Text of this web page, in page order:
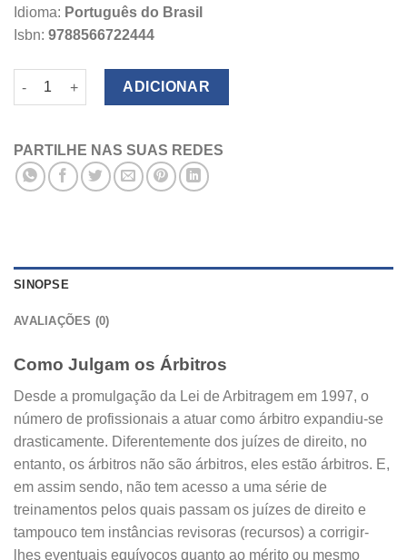
Idioma: Português do Brasil
Isbn: 9788566722444
Quantidade de Como Julgam os Árbitros
ADICIONAR
PARTILHE NAS SUAS REDES
SINOPSE
AVALIAÇÕES (0)
Como Julgam os Árbitros
Desde a promulgação da Lei de Arbitragem em 1997, o
número de profissionais a atuar como árbitro expandiu-se
drasticamente. Diferentemente dos juízes de direito, no
entanto, os árbitros não são árbitros, eles estão árbitros. E,
em assim sendo, não tem acesso a uma série de
treinamentos pelos quais passam os juízes de direito e
tampouco tem instâncias revisoras (recursos) a corrigir-
lhes eventuais equívocos quanto ao mérito ou mesmo